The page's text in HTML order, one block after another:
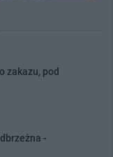
zakazu, pod
-